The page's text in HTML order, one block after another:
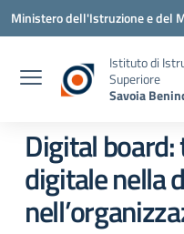
Vai ai contenuti
Vai al menu di navigazione
Vai al footer
Ministero dell'Istruzione e del
Istituto di
Superiore
Savoia
Digital
digitale nella